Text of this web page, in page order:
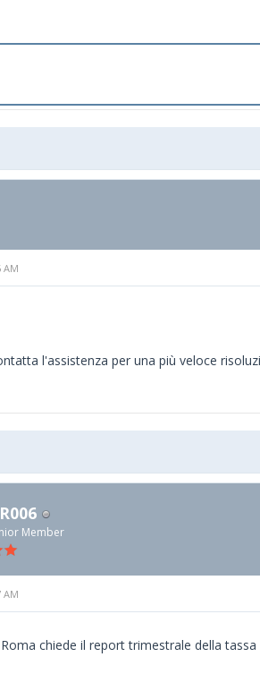
AM
l'assistenza per una più veloce
Member
AM
chiede il report trimestrale della